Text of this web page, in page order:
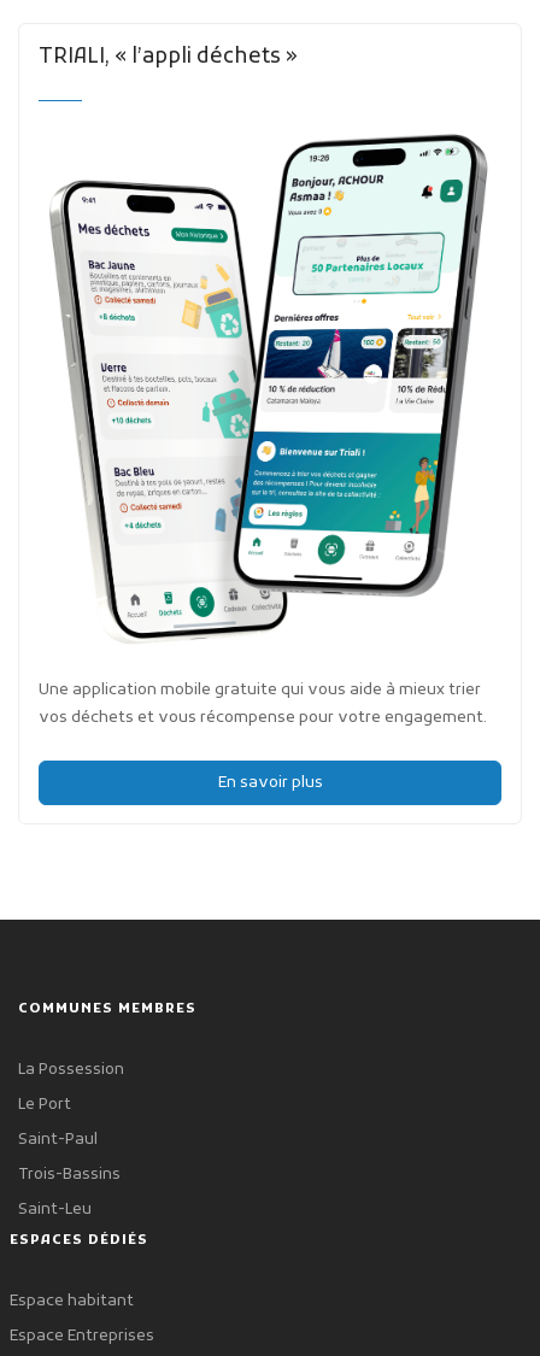
TRIALI, « l’appli déchets »
Une application mobile gratuite qui vous aide à mieux trier
vos déchets et vous récompense pour votre engagement.
En savoir plus
COMMUNES MEMBRES
La Possession
Le Port
Saint-Paul
Trois-Bassins
Saint-Leu
ESPACES DÉDIÉS
Espace habitant
Espace Entreprises